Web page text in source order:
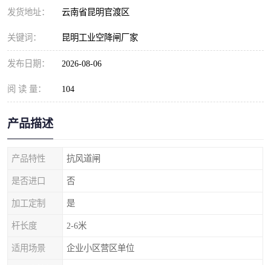
发货地址： 云南省昆明官渡区
关键词： 昆明工业空降闸厂家
发布日期： 2026-08-06
阅 读 量： 104
产品描述
产品特性 抗风道闸
是否进口 否
加工定制 是
杆长度 2-6米
适用场景 企业小区营区单位